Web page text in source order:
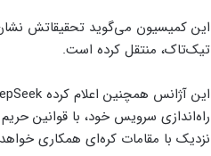
تیک‌تاک، منتقل کرده است.
راه‌اندازی سرویس خود، با قوانین
نزدیک با مقامات کره‌ای همکاری